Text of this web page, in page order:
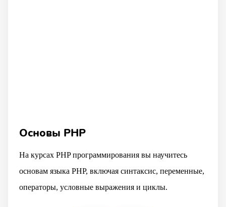
Основы PHP
На курсах PHP программирования вы научитесь
основам языка PHP, включая синтаксис, переменные,
операторы, условные выражения и циклы.